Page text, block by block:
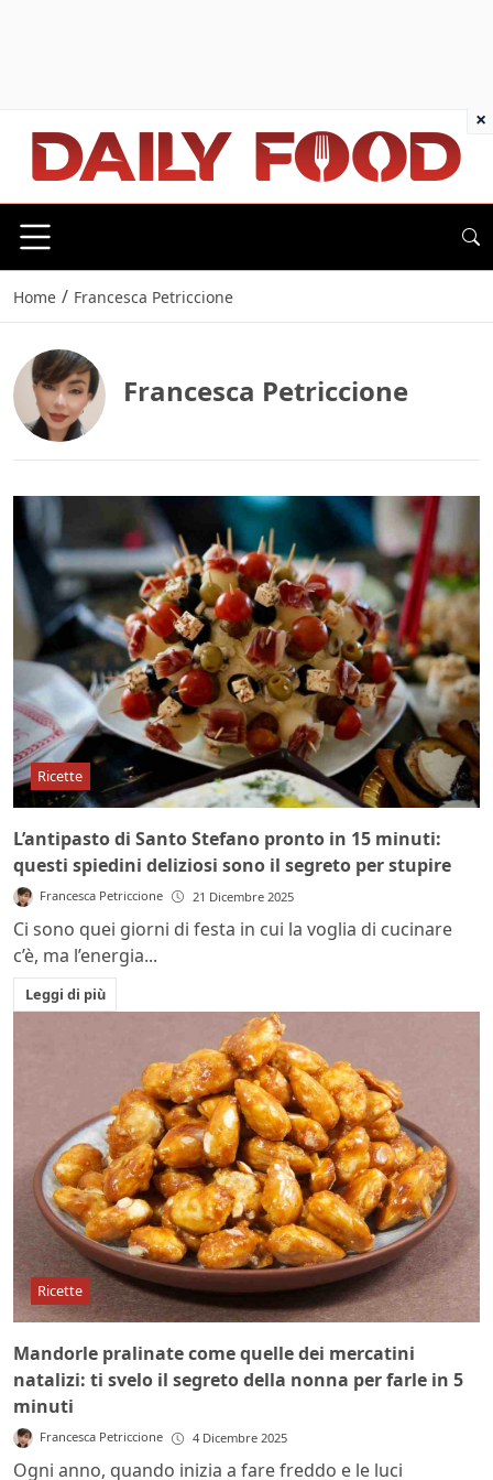
Home / Francesca Petriccione
Francesca Petriccione
Ricette
L’antipasto di Santo Stefano pronto in 15 minuti:
questi spiedini deliziosi sono il segreto per stupire
Francesca Petriccione 21 Dicembre 2025
Ci sono quei giorni di festa in cui la voglia di cucinare
c’è, ma l’energia...
Leggi di più
Ricette
Mandorle pralinate come quelle dei mercatini
natalizi: ti svelo il segreto della nonna per farle in 5
minuti
Francesca Petriccione 4 Dicembre 2025
Ogni anno, quando inizia a fare freddo e le luci
×